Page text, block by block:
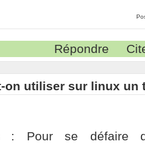
Répondre
on utiliser sur linux un
: Pour se défaire